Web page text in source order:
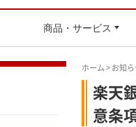
商品・サービス
ホーム>お知
楽天
意条